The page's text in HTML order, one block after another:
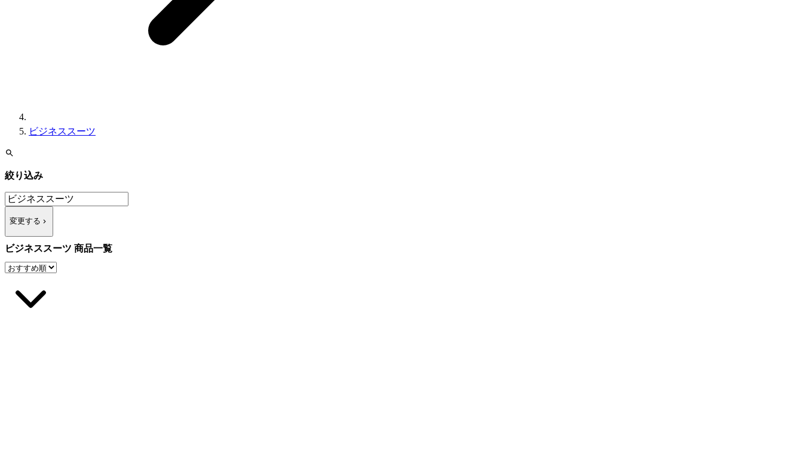
ビジネススーツ
絞り込み
変更する
ビジネススーツ 商品一覧